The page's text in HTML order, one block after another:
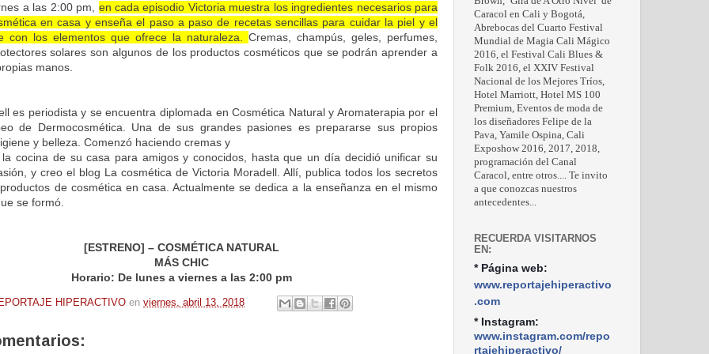
a las 2:00 pm, en cada episodio Victoria muestra los ingredientes necesarios para
en casa y enseña el paso a paso de recetas sencillas para cuidar la piel y el
con los elementos que ofrece la naturaleza. Cremas, champús, geles, perfumes,
solares son algunos de los productos cosméticos que se podrán aprender a
manos.
es periodista y se encuentra diplomada en Cosmética Natural y Aromaterapia por el
de Dermocosmética. Una de sus grandes pasiones es prepararse sus propios
y belleza. Comenzó haciendo cremas y
cocina de su casa para amigos y conocidos, hasta que un día decidió unificar su
y creo el blog La cosmética de Victoria Moradell. Allí, publica todos los secretos
de cosmética en casa. Actualmente se dedica a la enseñanza en el mismo
se formó.
[ESTRENO] – COSMÉTICA NATURAL
MÁS CHIC
Horario: De lunes a viernes a las 2:00 pm
HIPERACTIVO en viernes, abril 13, 2018
Caracol en Cali y Bogotá,
Abrebocas del Cuarto Festival
Mundial de Magia Cali Mágico
2016, el Festival Cali Blues &
Folk 2016, el XXIV Festival
Nacional de los Mejores Tríos,
Hotel Marriott, Hotel MS 100
Premium, Eventos de moda de
los diseñadores Felipe de la
Pava, Yamile Ospina, Cali
Exposhow 2016, 2017, 2018,
programación del Canal
Caracol, entre otros.... Te invito
a que conozcas nuestros
antecedentes...
RECUERDA VISITARNOS
EN:
* Página web:
www.reportajehiperactivo
.com
* Instagram:
www.instagram.com/repo
rtajehiperactivo/